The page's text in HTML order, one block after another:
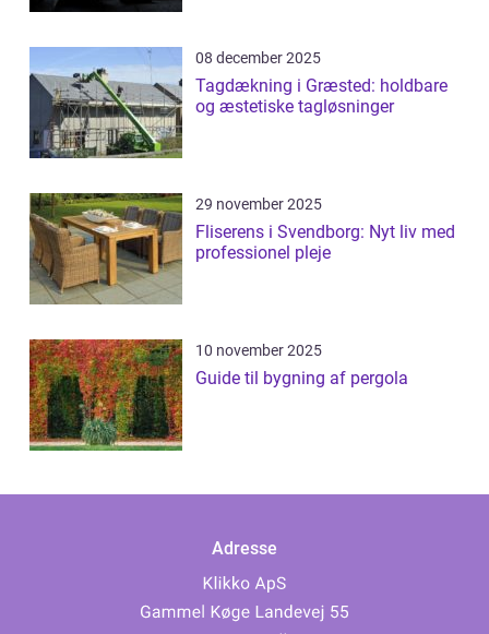
08 december 2025
Tagdækning i Græsted: holdbare
og æstetiske tagløsninger
29 november 2025
Fliserens i Svendborg: Nyt liv med
professionel pleje
10 november 2025
Guide til bygning af pergola
Adresse